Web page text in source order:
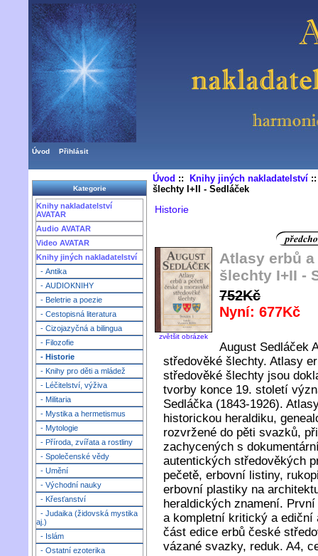
Úvod Přihlásit
Kategorie
Knihy nakladatelství
AVATAR
Audio AVATAR
Video AVATAR
Knihy jiných nakladatelství
- Antika
- AUDIOKNIHY
- Beletrie a poezie
- Cestopisná literatura
- Cizojazyčná a bilingua
- Filozofie
- Historie
- Knihy pro děti a mládež
- Léčitelství, výživa
- Militaria
- Mystika a hermetismus
- Mytologie
- Příroda, zvířata a rostliny
- Společenské vědy
- Umění
- Východní nauky
- Křesťanství
- Judaika (židovská mystika
aj.)
- Islám
- Ostatní ezoterika
Úvod :: Knihy jiných nakladatelství
šlechty I+II - Sedláček
Historie
zvětšit obrázek
Atlasy erbů
šlechty I+II -
752Kč
Nyní: 677Kč
August Sedláček
středověké šlechty. Atlasy
středověké šlechty jsou
tvorby konce 19. století
Sedláčka (1843-1926).
historickou heraldiku,
rozvržené do pěti svazků,
zachycených s
autentických středověkých
pečetě, erbovní listiny,
erbovní plastiky na
heraldických znamení.
a kompletní kritický a ediční
část edice erbů české
vázané svazky, reduk. A4,